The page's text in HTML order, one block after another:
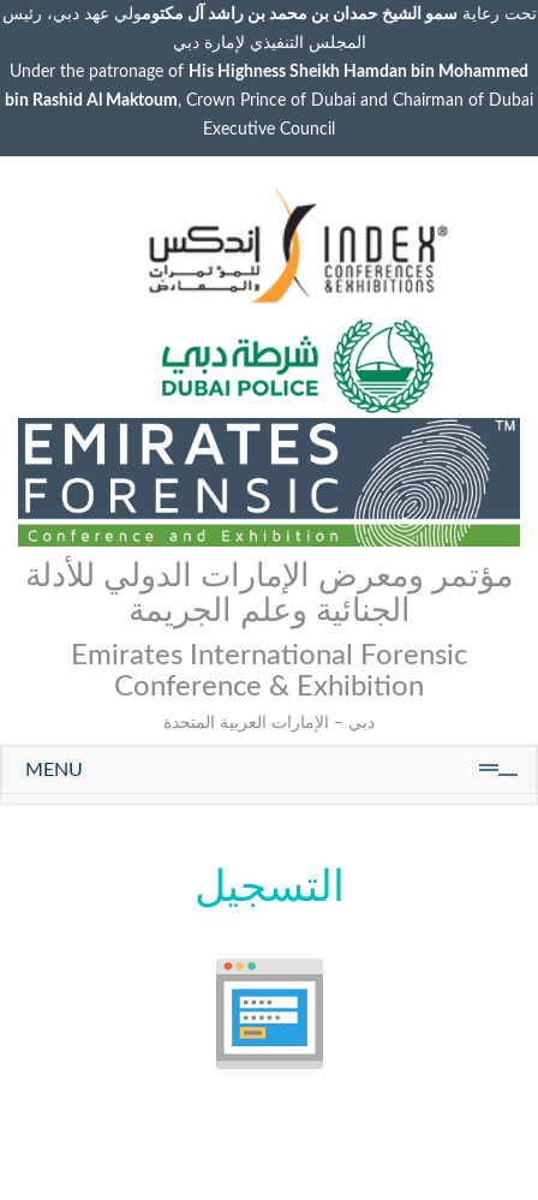
تحت رعايةسمو الشيخ حمدان بن محمد بن راشد آل مكتومولي عهد دبي، رئيس
المجلس التنفيذي لإمارة دبي
Under the patronage of His Highness Sheikh Hamdan bin Mohammed
bin Rashid Al Maktoum, Crown Prince of Dubai and Chairman of Dubai
Executive Council
مؤتمر ومعرض الإمارات الدولي للأدلة
الجنائية وعلم الجريمة
Emirates International Forensic
Conference & Exhibition
دبي – الإمارات العربية المتحدة
MENU
التسجيل